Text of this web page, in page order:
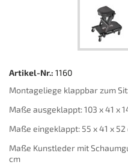
Artikel-Nr.: 1160
Montageliege klappbar zum
Maße ausgeklappt: 103 x 41 x
Maße eingeklappt: 55 x 41 x 52
Maße Kunstleder mit
cm